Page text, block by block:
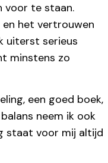
voor te staan.
en het vertrouwen
uiterst serieus
minstens zo
een goed boek,
neem ik ook
staat voor mij altijd